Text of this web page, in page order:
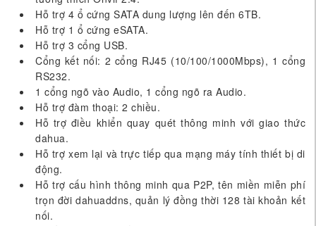
Hỗ trợ 4 ổ cứng SATA dung lượng lên đến 6TB.
Hỗ trợ 1 ổ cứng eSATA.
Hỗ trợ 3 cổng USB.
Cổng kết nối: 2 cổng RJ45 (10/100/1000Mbps), 1 cổng
RS232.
1 cổng ngõ vào Audio, 1 cổng ngõ ra Audio.
Hỗ trợ đàm thoại: 2 chiều.
Hỗ trợ điều khiển quay quét thông minh với giao thức
dahua.
Hỗ trợ xem lại và trực tiếp qua mạng máy tính thiết bị di
động.
Hỗ trợ cấu hình thông minh qua P2P, tên miền miễn phí
trọn đời dahuaddns, quản lý đồng thời 128 tài khoản kết
nối.